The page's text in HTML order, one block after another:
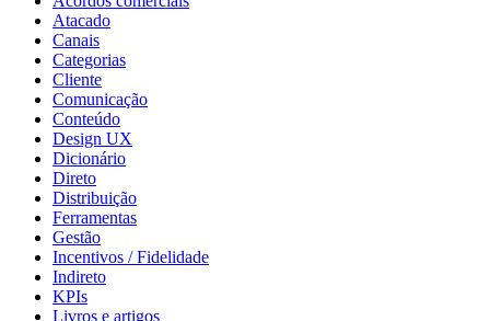
Atacado
Canais
Categorias
Cliente
Comunicação
Conteúdo
Design UX
Dicionário
Direto
Distribuição
Ferramentas
Gestão
Incentivos / Fidelidade
Indireto
KPIs
Livros e artigos